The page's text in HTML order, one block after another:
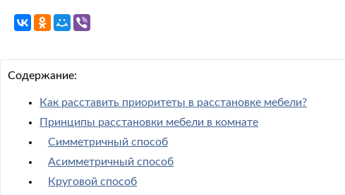
Содержание:
Как расставить приоритеты в расстановке мебели?
Принципы расстановки мебели в комнате
Симметричный способ
Асимметричный способ
Круговой способ